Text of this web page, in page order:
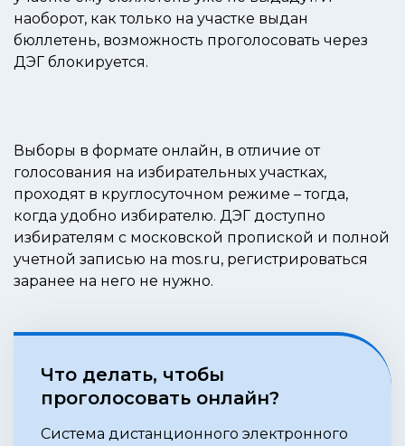
наоборот, как только на участке выдан
бюллетень, возможность проголосовать через
ДЭГ блокируется.
Выборы в формате онлайн, в отличие от
голосования на избирательных участках,
проходят в круглосуточном режиме – тогда,
когда удобно избирателю. ДЭГ доступно
избирателям с московской пропиской и полной
учетной записью на mos.ru, регистрироваться
заранее на него не нужно.
Что делать, чтобы
проголосовать онлайн?
Система дистанционного электронного